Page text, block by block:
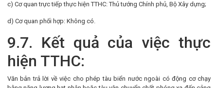
c) Cơ quan trực tiếp thực hiện TTHC: Thủ tướng Chính phủ, Bộ Xây dựng;
d) Cơ quan phối hợp: Không có.
9.7. Kết quả của việc thực
hiện TTHC:
Văn bản trả lời về việc cho phép tàu biển nước ngoài có động cơ chạy